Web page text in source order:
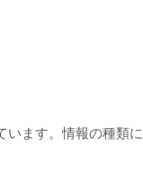
ます。情報の種類